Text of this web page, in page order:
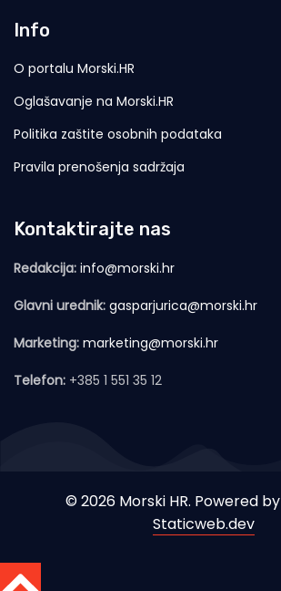
Info
O portalu Morski.HR
Oglašavanje na Morski.HR
Politika zaštite osobnih podataka
Pravila prenošenja sadržaja
Kontaktirajte nas
Redakcija: info@morski.hr
Glavni urednik: gasparjurica@morski.hr
Marketing: marketing@morski.hr
Telefon: +385 1 551 35 12
© 2026 Morski HR. Powered by
Staticweb.dev